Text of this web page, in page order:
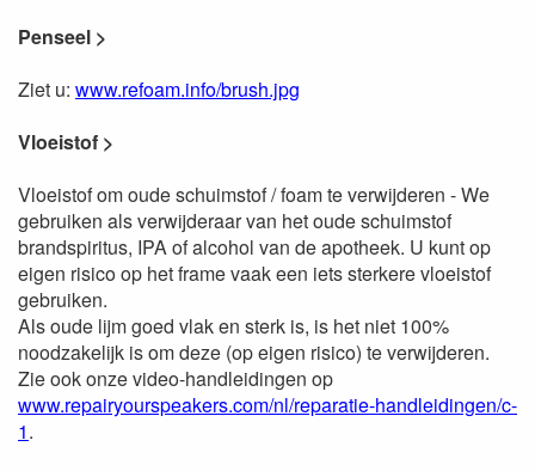
Penseel >
Ziet u: www.refoam.info/brush.jpg
Vloeistof >
Vloeistof om oude schuimstof / foam te verwijderen - We
gebruiken als verwijderaar van het oude schuimstof
brandspiritus, IPA of alcohol van de apotheek. U kunt op
eigen risico op het frame vaak een iets sterkere vloeistof
gebruiken.
Als oude lijm goed vlak en sterk is, is het niet 100%
noodzakelijk is om deze (op eigen risico) te verwijderen.
Zie ook onze video-handleidingen op
www.repairyourspeakers.com/nl/reparatie-handleidingen/c-
1.